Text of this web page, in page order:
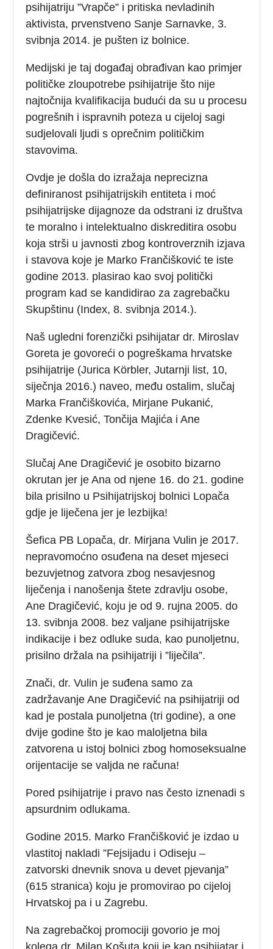
psihijatriju ”Vrapče” i pritiska nevladinih
aktivista, prvenstveno Sanje Sarnavke, 3.
svibnja 2014. je pušten iz bolnice.
Medijski je taj događaj obrađivan kao primjer
političke zloupotrebe psihijatrije što nije
najtočnija kvalifikacija budući da su u procesu
pogrešnih i ispravnih poteza u cijeloj sagi
sudjelovali ljudi s oprečnim političkim
stavovima.
Ovdje je došla do izražaja neprecizna
definiranost psihijatrijskih entiteta i moć
psihijatrijske dijagnoze da odstrani iz društva
te moralno i intelektualno diskreditira osobu
koja strši u javnosti zbog kontroverznih izjava
i stavova koje je Marko Frančišković te iste
godine 2013. plasirao kao svoj politički
program kad se kandidirao za zagrebačku
Skupštinu (Index, 8. svibnja 2014.).
Naš ugledni forenzički psihijatar dr. Miroslav
Goreta je govoreći o pogreškama hrvatske
psihijatrije (Jurica Körbler, Jutarnji list, 10,
siječnja 2016.) naveo, među ostalim, slučaj
Marka Frančiškovića, Mirjane Pukanić,
Zdenke Kvesić, Tončija Majića i Ane
Dragičević.
Slučaj Ane Dragičević je osobito bizarno
okrutan jer je Ana od njene 16. do 21. godine
bila prisilno u Psihijatrijskoj bolnici Lopača
gdje je liječena jer je lezbijka!
Šefica PB Lopača, dr. Mirjana Vulin je 2017.
nepravomoćno osuđena na deset mjeseci
bezuvjetnog zatvora zbog nesavjesnog
liječenja i nanošenja štete zdravlju osobe,
Ane Dragičević, koju je od 9. rujna 2005. do
13. svibnja 2008. bez valjane psihijatrijske
indikacije i bez odluke suda, kao punoljetnu,
prisilno držala na psihijatriji i ”liječila”.
Znači, dr. Vulin je suđena samo za
zadržavanje Ane Dragičević na psihijatriji od
kad je postala punoljetna (tri godine), a one
dvije godine što je kao maloljetna bila
zatvorena u istoj bolnici zbog homoseksualne
orijentacije se valjda ne računa!
Pored psihijatrije i pravo nas često iznenadi s
apsurdnim odlukama.
Godine 2015. Marko Frančišković je izdao u
vlastitoj nakladi ”Fejsijadu i Odiseju –
zatvorski dnevnik snova u devet pjevanja”
(615 stranica) koju je promovirao po cijeloj
Hrvatskoj pa i u Zagrebu.
Na zagrebačkoj promociji govorio je moj
kolega dr. Milan Košuta koji je kao psihijatar i